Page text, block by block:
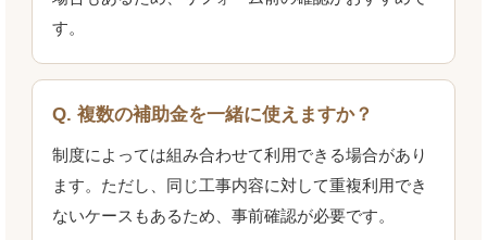
す。
Q. 複数の補助金を一緒に使えますか？
制度によっては組み合わせて利用できる場合があり
ます。ただし、同じ工事内容に対して重複利用でき
ないケースもあるため、事前確認が必要です。